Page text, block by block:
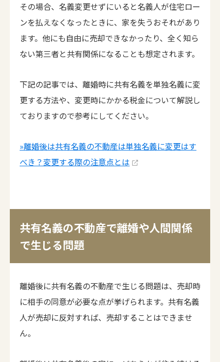
その場合、名義変更せずにいると名義人が住宅ロー
ンを払えなくなったときに、家を失うおそれがあり
ます。他にも自由に売却できなかったり、全く知ら
ない第三者と共有関係になることも想定されます。
下記の記事では、離婚時に共有名義を単独名義に変
更する方法や、変更時にかかる税金について解説し
ておりますので参考にしてください。
»離婚後は共有名義の不動産は単独名義に変更はす
べき？変更する際の注意点とは
共有名義の不動産で離婚や人間関係
で生じる問題
離婚後に共有名義の不動産で生じる問題は、売却時
に相手の同意が必要な点が挙げられます。共有名義
人が売却に反対すれば、売却することはできませ
ん。